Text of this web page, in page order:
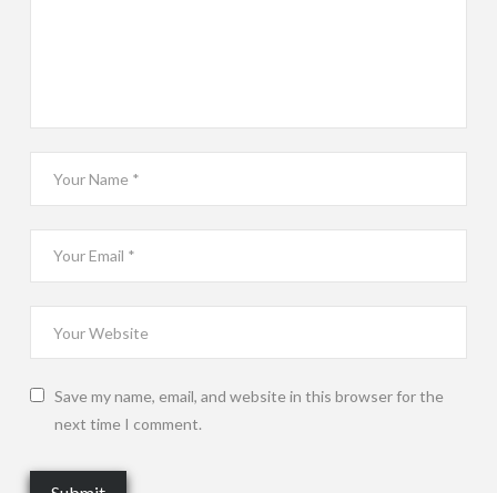
Save my name, email, and website in this browser for the
next time I comment.